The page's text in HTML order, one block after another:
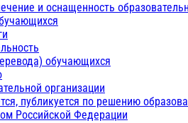
и оснащенность
обучающихся
организации
публикуется по решению
Российской Федерации